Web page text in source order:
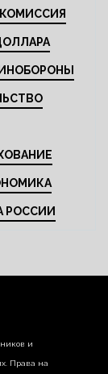
РОССИИ
и
Права на